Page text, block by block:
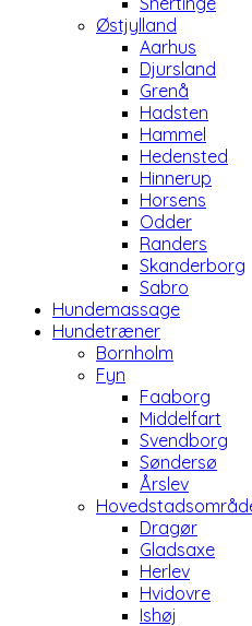
Østjylland
Aarhus
Djursland
Grenå
Hadsten
Hammel
Hedensted
Hinnerup
Horsens
Odder
Randers
Skanderborg
Sabro
Hundemassage
Hundetræner
Bornholm
Fyn
Faaborg
Middelfart
Svendborg
Søndersø
Årslev
Dragør
Gladsaxe
Herlev
Hvidovre
Ishøj